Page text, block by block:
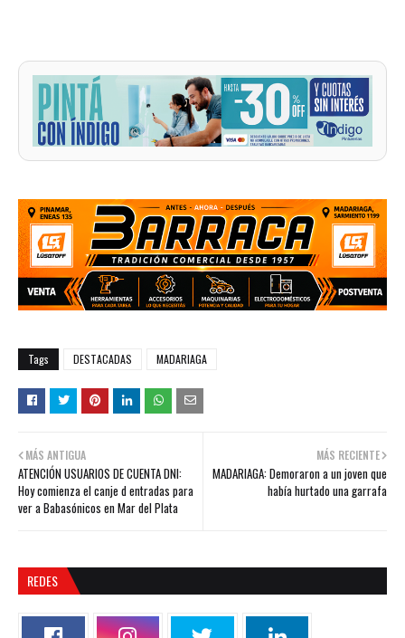
Tags DESTACADAS MADARIAGA
MÁS RECIENTE
MADARIAGA: Demoraron a un joven que
había hurtado una garrafa
MÁS ANTIGUA
ATENCIÓN USUARIOS DE CUENTA DNI:
Hoy comienza el canje d entradas para
ver a Babasónicos en Mar del Plata
REDES